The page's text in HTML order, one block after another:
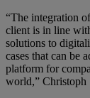
“The integration
client is in line
solutions to
cases that can be
platform for
world,” Christoph